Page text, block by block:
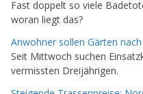
Fast doppelt so viele
woran liegt das?
Anwohner sollen Gärten
Seit Mittwoch suchen
vermissten Dreijährigen.